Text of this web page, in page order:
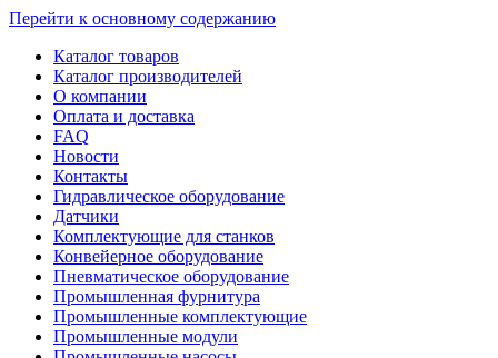
Перейти к основному содержанию
Каталог товаров
Каталог производителей
О компании
Оплата и доставка
FAQ
Новости
Контакты
Гидравлическое оборудование
Датчики
Комплектующие для станков
Конвейерное оборудование
Пневматическое оборудование
Промышленная фурнитура
Промышленные комплектующие
Промышленные модули